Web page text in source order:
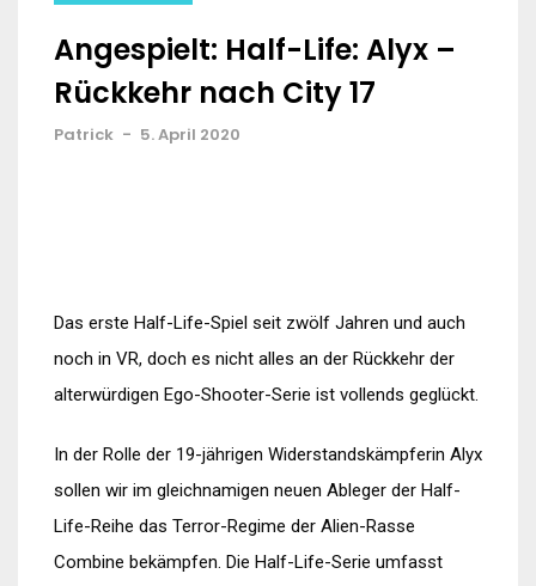
Angespielt: Half-Life: Alyx –
Rückkehr nach City 17
Patrick - 5. April 2020
Das erste Half-Life-Spiel seit zwölf Jahren und auch
noch in VR, doch es nicht alles an der Rückkehr der
alterwürdigen Ego-Shooter-Serie ist vollends geglückt.
In der Rolle der 19-jährigen Widerstandskämpferin Alyx
sollen wir im gleichnamigen neuen Ableger der Half-
Life-Reihe das Terror-Regime der Alien-Rasse
Combine bekämpfen. Die Half-Life-Serie umfasst